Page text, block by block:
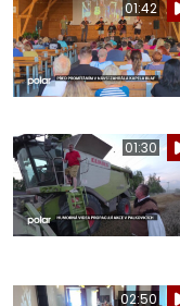
01:42
01:30
02:50